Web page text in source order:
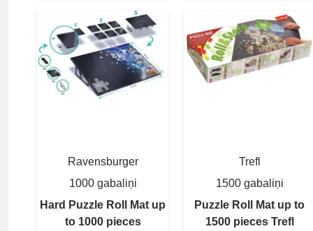
Ravensburger
1000 gabaliņi
Hard Puzzle Roll Mat up
to 1000 pieces
Trefl
1500 gabaliņi
Puzzle Roll Mat up to
1500 pieces Trefl